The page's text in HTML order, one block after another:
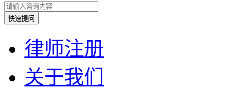
律师注册
关于我们